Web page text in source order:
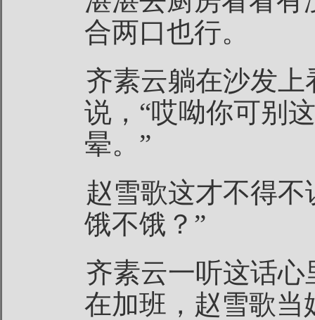
合两口也行。
齐素云躺在沙发
说，“哎呦你可别
晕。”
赵雪歌这才不得
饿不饿？”
齐素云一听这话
在加班，赵雪歌当